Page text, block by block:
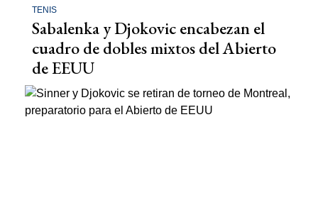
TENIS
Sabalenka y Djokovic encabezan el
cuadro de dobles mixtos del Abierto
de EEUU